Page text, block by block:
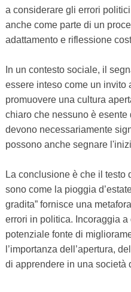
a considerare gli errori
anche come parte di un
adattamento e riflessione
In un contesto sociale, il
essere inteso come un invito
promuovere una cultura
chiaro che nessuno è
devono necessariamente
possono anche segnare
La conclusione è che il testo
sono come la pioggia
gradita” fornisce una
errori in politica. Incoraggia
potenziale fonte di
l’importanza dell’apertura,
di apprendere in una società